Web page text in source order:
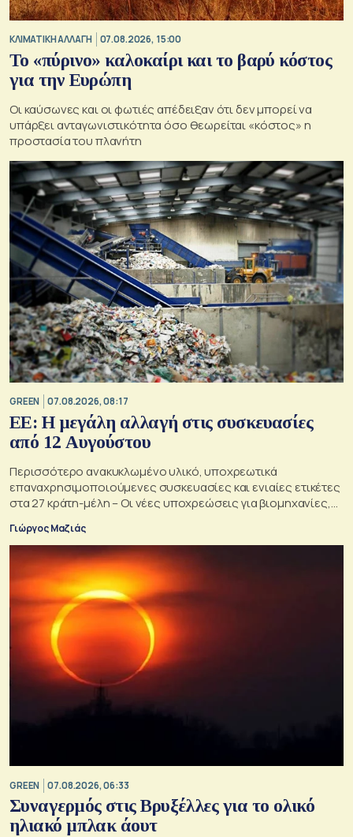
ΚΛΙΜΑΤΙΚΗ ΑΛΛΑΓΗ 07.08.2026, 15:00
Το «πύρινο» καλοκαίρι και το βαρύ κόστος
για την Ευρώπη
Οι καύσωνες και οι φωτιές απέδειξαν ότι δεν μπορεί να
υπάρξει ανταγωνιστικότητα όσο θεωρείται «κόστος» η
προστασία του πλανήτη
GREEN 07.08.2026, 08:17
ΕΕ: Η μεγάλη αλλαγή στις συσκευασίες
από 12 Αυγούστου
Περισσότερο ανακυκλωμένο υλικό, υποχρεωτικά
επαναχρησιμοποιούμενες συσκευασίες και ενιαίες ετικέτες
στα 27 κράτη-μέλη – Οι νέες υποχρεώσεις για βιομηχανίες,
Γιώργος Μαζιάς
GREEN 07.08.2026, 06:33
Συναγερμός στις Βρυξέλλες για το ολικό
ηλιακό μπλακ άουτ